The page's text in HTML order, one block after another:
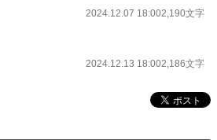
2024.12.07 18:002,190文字
2024.12.13 18:002,186文字